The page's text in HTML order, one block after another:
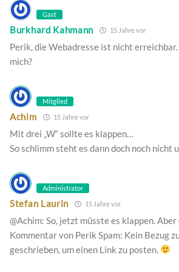
Gast
Burkhard Kahmann 15 Jahre vor
Perik, die Webadresse ist nicht
mich?
Mitglied
Achim 15 Jahre vor
Mit drei „W“ sollte es klappen…
So schlimm steht es dann doch noch nicht
Administrator
Stefan Laurin 15 Jahre vor
@Achim: So, jetzt müsste es klappen.
Kommentar von Perik Spam: Kein Bezug
geschrieben, um einen Link zu posten.